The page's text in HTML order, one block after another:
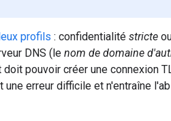
profils : confidentialité stricte
DNS (le nom de domaine
pouvoir créer une connexion
erreur difficile et n'entraîne